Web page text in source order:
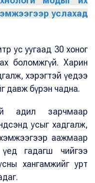
услахад
ус уугаад 30 хоног
боломжгүй. Харин
хэрэгтэй үедээ
давж бүрэн чадна.
адил зарчмаар
усыг хадгалж,
аажмаар
гадагш чийгээ
хангамжийг урт